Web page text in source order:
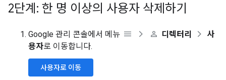
2단계: 한 명 이상의 사용자 삭제하기
Google 관리 콘솔에서 메뉴 디렉터리
사
용자로 이동합니다.
사용자로 이동